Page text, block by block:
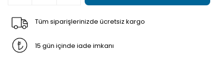
Tüm siparişlerinizde ücretsiz kargo
15 gün içinde iade imkanı